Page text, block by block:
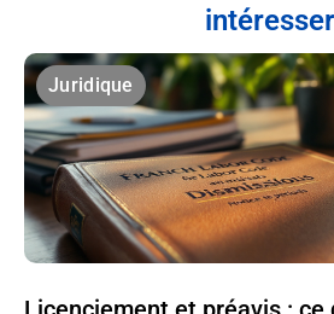
intéresser
Juridique